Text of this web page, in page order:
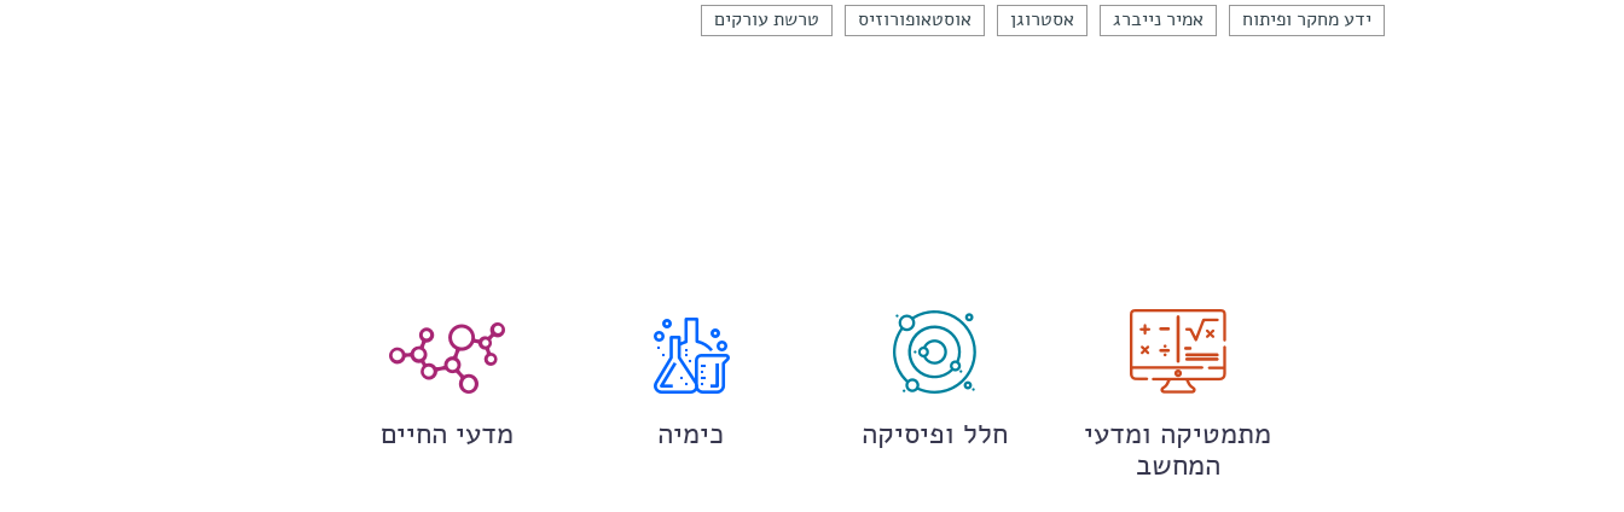
ידע מחקר ופיתוח אמיר נייברג אסטרוגן אוסטאופורוזיס טרשת עורקים
מתמטיקה ומדעי
המחשב
חלל ופיסיקה כימיה מדעי החיים